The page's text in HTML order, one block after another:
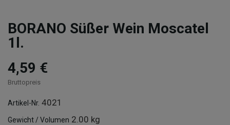
BORANO Süßer Wein Moscatel
1l.
4,59 €
Bruttopreis
Artikel-Nr. 4021
Gewicht / Volumen 2.00 kg